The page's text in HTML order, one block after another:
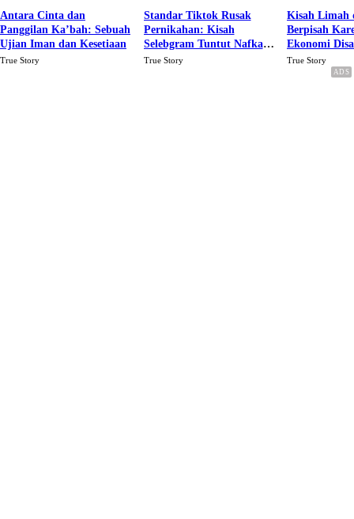
Antara Cinta dan
Panggilan Ka’bah: Sebuah
Ujian Iman dan Kesetiaan
True Story
Standar Tiktok Rusak
Pernikahan: Kisah
Selebgram Tuntut Nafkah
Rp.15 Juta Perbulan
True Story
Kisah Limah
Berpisah
Ekonomi
Karena Cinta
True Story